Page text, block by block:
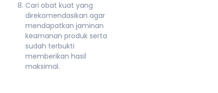
Cari obat kuat yang
direkomendasikan agar
mendapatkan jaminan
keamanan produk serta
sudah terbukti
memberikan hasil
maksimal.